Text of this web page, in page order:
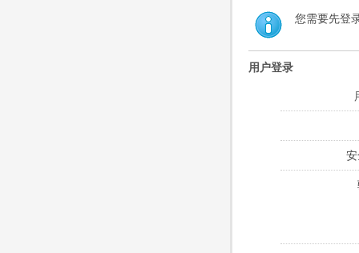
您需要先登
用户登录